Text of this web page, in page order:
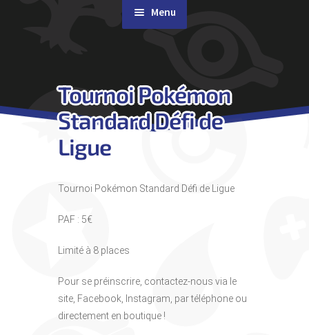
Menu
Agenda
Contact & Accès
Tournoi Pokémon
Standard Défi de
Ligue
Tournoi Pokémon Standard Défi de Ligue
PAF : 5€
Limité à 8 places
Pour se préinscrire, contactez-nous via le
site, Facebook, Instagram, par téléphone ou
directement en boutique !